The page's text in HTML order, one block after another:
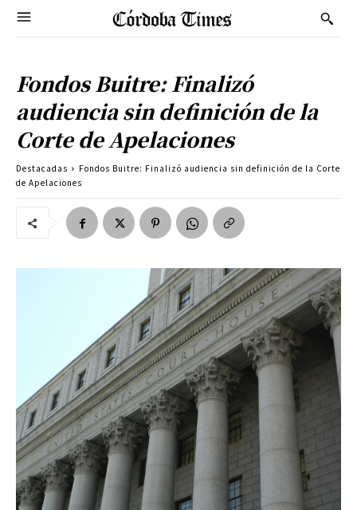
Fondos Buitre: Finalizó
audiencia sin definición de la
Corte de Apelaciones
Destacadas
Fondos Buitre: Finalizó audiencia sin definición de la Corte
de Apelaciones